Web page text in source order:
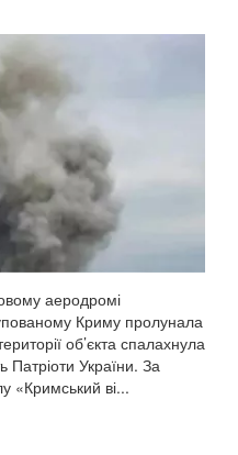
аеродромі
Криму пролунала
об’єкта спалахнула
України. За
«Кримський ві...